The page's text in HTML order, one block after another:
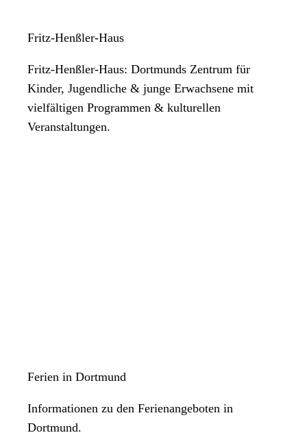
Fritz-Henßler-Haus
Fritz-Henßler-Haus: Dortmunds Zentrum für
Kinder, Jugendliche & junge Erwachsene mit
vielfältigen Programmen & kulturellen
Veranstaltungen.
Ferien in Dortmund
Informationen zu den Ferienangeboten in
Dortmund.